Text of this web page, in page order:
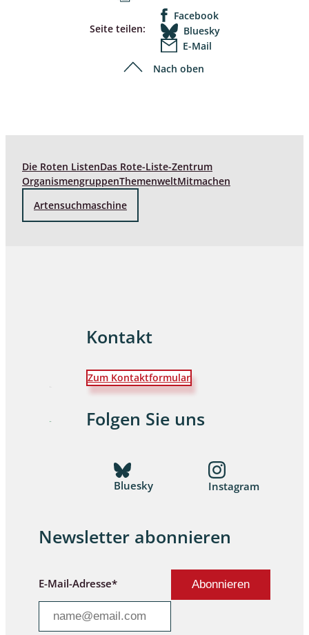
Seite teilen:
Facebook
Bluesky
E-Mail
Nach oben
Die Roten ListenDas Rote-Liste-Zentrum
OrganismengruppenThemenweltMitmachen
Artensuchmaschine
Kontakt
Zum Kontaktformular
Folgen Sie uns
Bluesky Instagram
Newsletter abonnieren
E-Mail-Adresse*